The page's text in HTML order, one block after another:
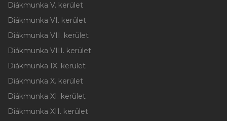
Diákmunka V. kerület
Diákmunka VI. kerület
Diákmunka VII. kerület
Diákmunka VIII. kerület
Diákmunka IX. kerület
Diákmunka X. kerület
Diákmunka XI. kerület
Diákmunka XII. kerület